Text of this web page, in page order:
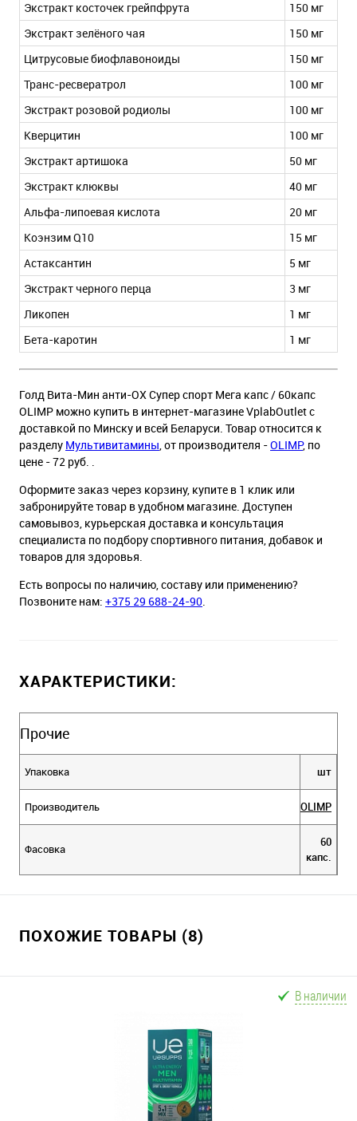
Экстракт косточек грейпфрута
150 мг
Экстракт зелёного чая
150 мг
Цитрусовые биофлавоноиды
150 мг
Транс-ресвератрол
100 мг
Экстракт розовой родиолы
100 мг
Кверцитин
100 мг
Экстракт артишока
50 мг
Экстракт клюквы
40 мг
Альфа-липоевая кислота
20 мг
Коэнзим Q10
15 мг
Астаксантин
5 мг
Экстракт черного перца
3 мг
Ликопен
1 мг
Бета-каротин
1 мг
Голд Вита-Мин анти-ОХ Супер спорт Мега капс / 60капс
OLIMP можно купить в интернет-магазине VplabOutlet с
доставкой по Минску и всей Беларуси. Товар относится к
разделу Мультивитамины, от производителя -OLIMP, по
цене - 72 руб. .
Оформите заказ через корзину, купите в 1 клик или
забронируйте товар в удобном магазине. Доступен
самовывоз, курьерская доставка и консультация
специалиста по подбору спортивного питания, добавок и
товаров для здоровья.
Есть вопросы по наличию, составу или применению?
Позвоните нам: +375 29 688-24-90.
ХАРАКТЕРИСТИКИ:
Прочие
Упаковка шт
Производитель OLIMP
Фасовка
60
капс.
ПОХОЖИЕ ТОВАРЫ (8)
В наличии